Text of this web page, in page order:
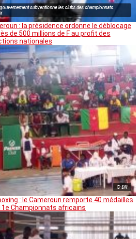
subventionne les clubs des championnats
: la présidence ordonne le déblocage
de 500 millions de F au profit des
nationales
© DR
: le Cameroun remporte 40 médailles
Championnats africains